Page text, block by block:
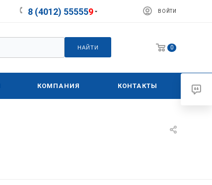
8 (4012) 555559 ВОЙТИ
НАЙТИ 0
КОМПАНИЯ КОНТАКТЫ